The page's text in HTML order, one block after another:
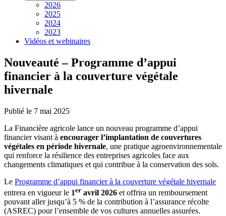
2026
2025
2024
2023
Vidéos et webinaires
Nouveauté – Programme d’appui
financier à la couverture végétale
hivernale
Publié le 7 mai 2025
La Financière agricole lance un nouveau programme d’appui
financier visant à encourager l’implantation de couvertures
végétales en période hivernale, une pratique agroenvironnementale
qui renforce la résilience des entreprises agricoles face aux
changements climatiques et qui contribue à la conservation des sols.
Le Programme d’appui financier à la couverture végétale hivernale
entrera en vigueur le 1er avril 2026 et offrira un remboursement
pouvant aller jusqu’à 5 % de la contribution à l’assurance récolte
(ASREC) pour l’ensemble de vos cultures annuelles assurées.